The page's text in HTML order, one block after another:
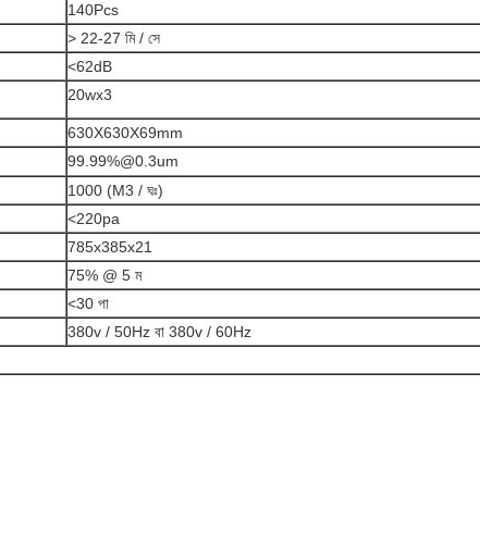
140Pcs
> 22-27 মি / সে
<62dB
20wx3
630X630X69mm
99.99%@0.3um
1000 (M3 / ঘঃ)
<220pa
785x385x21
75% @ 5 ম
<30 পা
380v / 50Hz বা 380v / 60Hz